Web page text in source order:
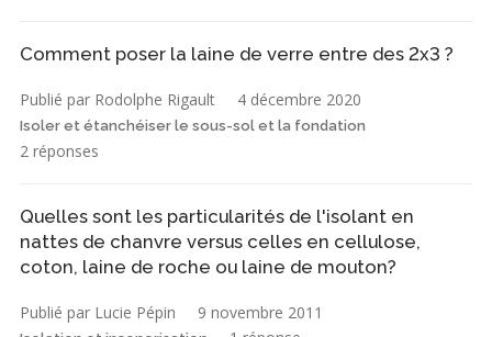
Comment poser la laine de verre entre des 2x3 ?
Publié par Rodolphe Rigault 4 décembre 2020
Isoler et étanchéiser le sous-sol et la fondation
2 réponses
Quelles sont les particularités de l'isolant en
nattes de chanvre versus celles en cellulose,
coton, laine de roche ou laine de mouton?
Publié par Lucie Pépin 9 novembre 2011